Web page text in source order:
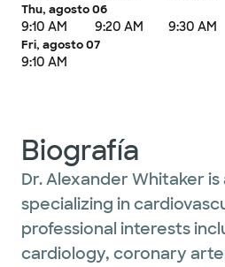
Thu, agosto 06
9:10 AM 9:20 AM 9:30 AM
Fri, agosto 07
9:10 AM
Biografía
Dr. Alexander Whitaker
specializing in
professional interests
cardiology, coronary